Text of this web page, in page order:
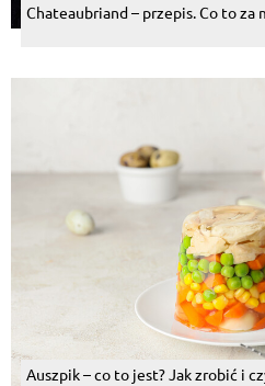
Chateaubriand – przepis. Co to za
Auszpik – co to jest? Jak zrobić i